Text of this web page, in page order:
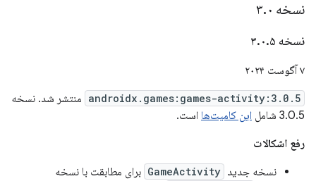
نسخه ۳ .۰
نسخه ۳ .۰.۵
۷ آگوست ۲۰۲۴
androidx.games:games-activity:3.0.5 منتشر شد. نسخه
3.0.5 شامل
این کامیت‌ها است.
رفع اشکالات
نسخه جدید GameActivity برای مطابقت با نسخه